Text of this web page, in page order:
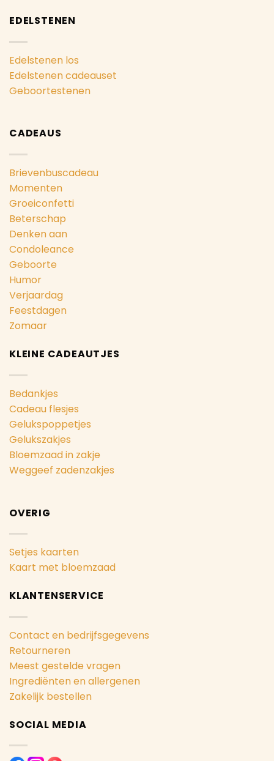
EDELSTENEN
Edelstenen los
Edelstenen cadeauset
Geboortestenen
CADEAUS
Brievenbuscadeau
Momenten
Groeiconfetti
Beterschap
Denken aan
Condoleance
Geboorte
Humor
Verjaardag
Feestdagen
Zomaar
KLEINE CADEAUTJES
Bedankjes
Cadeau flesjes
Gelukspoppetjes
Gelukszakjes
Bloemzaad in zakje
Weggeef zadenzakjes
OVERIG
Setjes kaarten
Kaart met bloemzaad
KLANTENSERVICE
Contact en bedrijfsgegevens
Retourneren
Meest gestelde vragen
Ingrediënten en allergenen
Zakelijk bestellen
SOCIAL MEDIA